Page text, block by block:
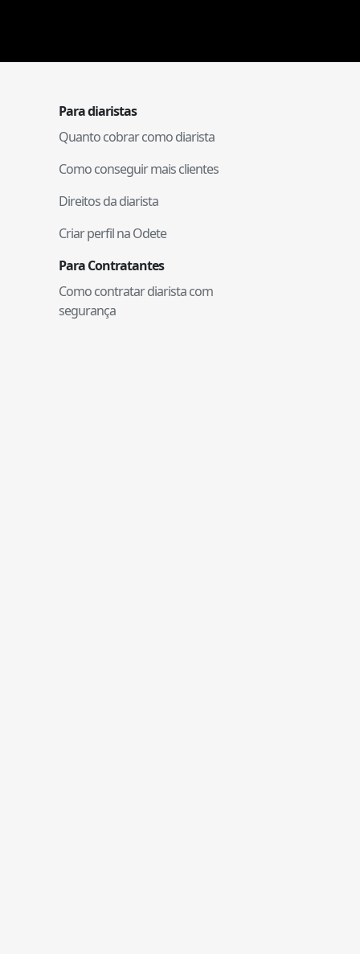
Para diaristas
Quanto cobrar como diarista
Como conseguir mais clientes
Direitos da diarista
Criar perfil na Odete
Para Contratantes
Como contratar diarista com
segurança